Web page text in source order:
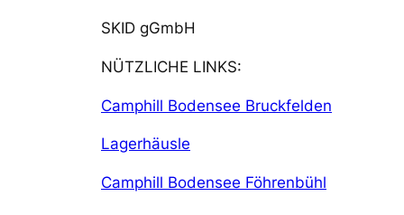
SKID gGmbH
NÜTZLICHE LINKS:
Camphill Bodensee Bruckfelden
Lagerhäusle
Camphill Bodensee Föhrenbühl